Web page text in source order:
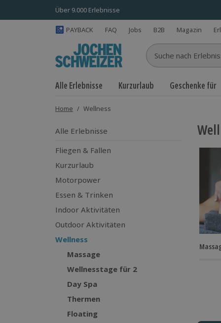
Über 9.000 Erlebnisse
PAYBACK FAQ Jobs B2B Magazin
Suche nach
Alle Erlebnisse Kurzurlaub Geschenke für
Home / Wellness
Alle Erlebnisse
Fliegen & Fallen
Kurzurlaub
Motorpower
Essen & Trinken
Indoor Aktivitäten
Outdoor Aktivitäten
Wellness
Massage
Wellnesstage für 2
Day Spa
Thermen
Floating